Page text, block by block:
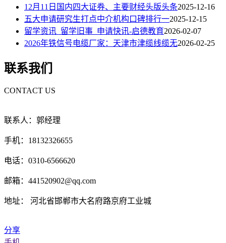
12月11日国内四大证券、主要财经头版头条2025-12-16
五大申请研究生打点中介机构口碑排行一2025-12-15
留学资讯_留学旧事_申请快讯-启德教育2026-02-07
2026年铁信号电缆厂家：天津市津缆线缆无2026-02-25
联系我们
CONTACT US
联系人：郭经理
手机：18132326655
电话：0310-6566620
邮箱：441520902@qq.com
地址： 河北省邯郸市大名府路京府工业城
分享